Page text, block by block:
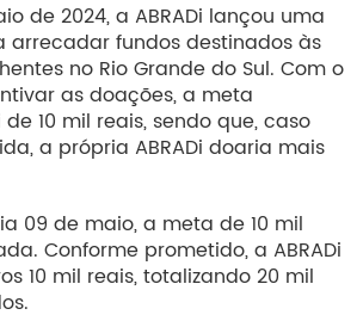
de 2024, a ABRADi lançou uma
fundos destinados às
no Rio Grande do Sul. Com o
as doações, a meta
10 mil reais, sendo que, caso
a própria ABRADi doaria mais
09 de maio, a meta de 10 mil
Conforme prometido, a ABRADi
10 mil reais, totalizando 20 mil